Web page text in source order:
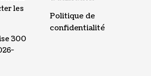
les
300
Politique de
confidentialité